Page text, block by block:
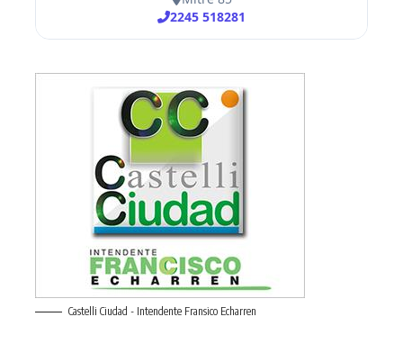
Castelli Ciudad - Intendente Fransico Echarren